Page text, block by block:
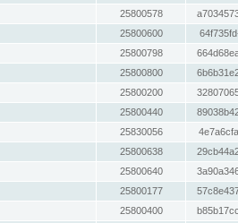
25800578
25800600
25800798
25800800
25800200
25800440
25830056
25800638
25800640
25800177
25800400